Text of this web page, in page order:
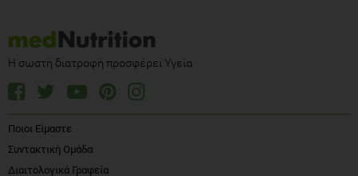
Η σωστή διατροφή προσφέρει Υγεία
Ποιοι Είμαστε
Συντακτική Ομάδα
Διαιτολογικά Γραφεία